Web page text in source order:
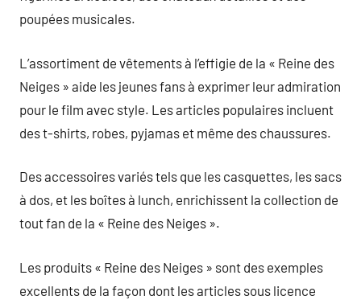
poupées musicales.
L’assortiment de vêtements à l’effigie de la « Reine des
Neiges » aide les jeunes fans à exprimer leur admiration
pour le film avec style. Les articles populaires incluent
des t-shirts, robes, pyjamas et même des chaussures.
Des accessoires variés tels que les casquettes, les sacs
à dos, et les boîtes à lunch, enrichissent la collection de
tout fan de la « Reine des Neiges ».
Les produits « Reine des Neiges » sont des exemples
excellents de la façon dont les articles sous licence